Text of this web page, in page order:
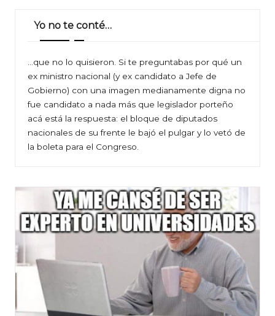
Yo no te conté…
…que no lo quisieron. Si te preguntabas por qué un
ex ministro nacional (y ex candidato a Jefe de
Gobierno) con una imagen medianamente digna no
fue candidato a nada más que legislador porteño
acá está la respuesta: el bloque de diputados
nacionales de su frente le bajó el pulgar y lo vetó de
la boleta para el Congreso.